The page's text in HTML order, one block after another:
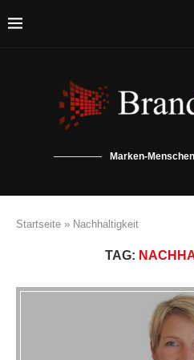
Marken-
Startseite » Nachhaltigkeit
TAG: